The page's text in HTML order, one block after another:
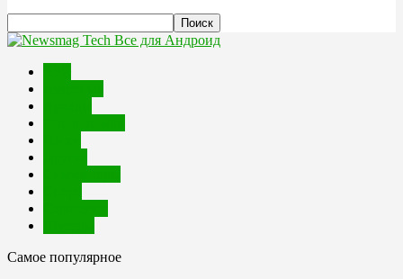
Все для Андроид
Самое популярное